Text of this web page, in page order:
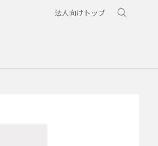
法人向けトップ